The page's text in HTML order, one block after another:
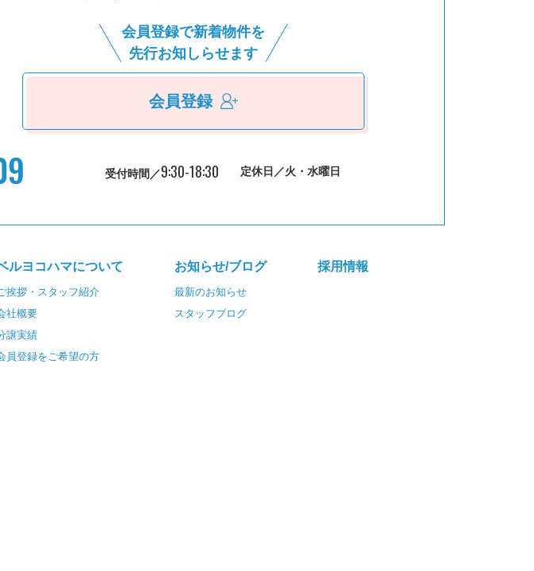
会員登録で新着物件を
先⾏お知しらせます
会員登録
受付時間／9:30-18:30 定休日／火・水曜日
ルヨコハマについて
挨拶・スタッフ紹介
社概要
譲実績
員登録をご希望の方
お知らせ/ブログ
最新のお知らせ
スタッフブログ
採⽤情報